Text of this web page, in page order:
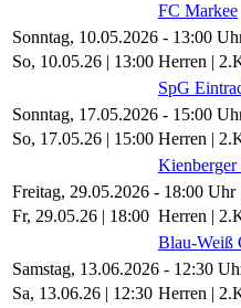
FC Markee
Sonntag, 10.05.2026 - 13:00
So, 10.05.26 | 13:00 Herren |
SpG
Sonntag, 17.05.2026 - 15:00
So, 17.05.26 | 15:00 Herren |
Freitag, 29.05.2026 - 18:00 Uhr
Fr, 29.05.26 | 18:00 Herren |
Blau-Weiß
Samstag, 13.06.2026 - 12:30
Sa, 13.06.26 | 12:30 Herren |